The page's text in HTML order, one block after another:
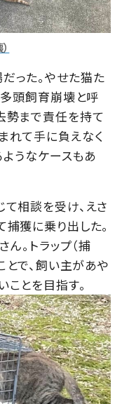
った。やせた猫た
多頭飼育崩壊と呼
勢まで責任を持て
れて手に負えなく
うなケースもあ
相談を受け、えさ
獲に乗り出した。
。トラップ（捕
とで、飼い主があや
とを目指す。